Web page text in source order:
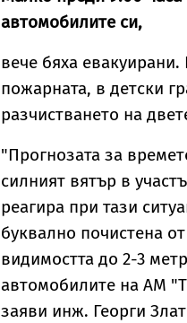
автомобилите си,
вече бяха
пожарната, в детски
разчистването на
"Прогнозата за
силният вятър в
реагира при тази
буквално почистена
видимостта до 2-3
автомобилите на АМ
заяви инж. Георги